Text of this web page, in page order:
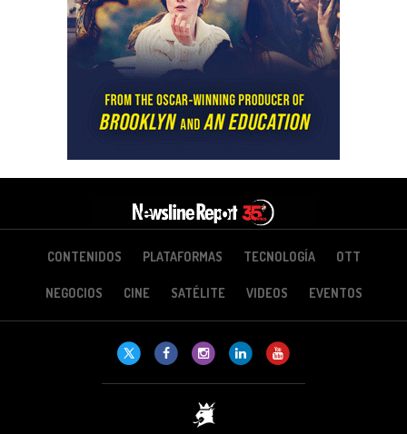
CONTENIDOS PLATAFORMAS TECNOLOGÍA OTT
NEGOCIOS CINE SATÉLITE VIDEOS EVENTOS